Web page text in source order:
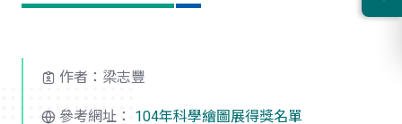
作者：梁志豐
參考網址： 104年科學繪圖展得獎名單